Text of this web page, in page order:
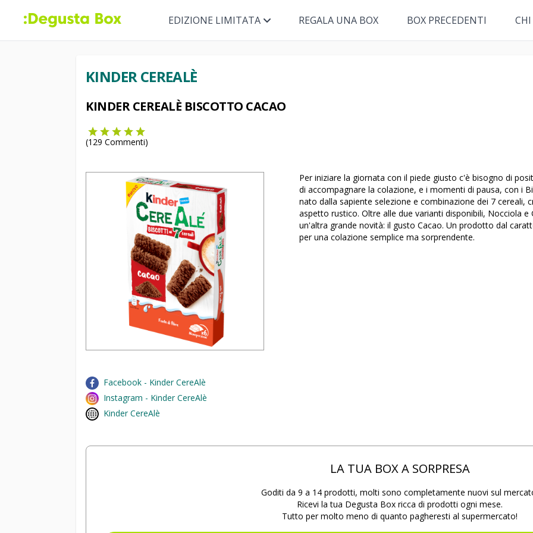
EDIZIONE LIMITATA REGALA UNA BOX BOX PRECEDENTI
KINDER CEREALÈ
KINDER CEREALÈ BISCOTTO CACAO
(129 Commenti)
Per iniziare la giornata con il piede giusto c'è bisogno di
di accompagnare la colazione, e i momenti di pausa, con i
nato dalla sapiente selezione e combinazione dei 7 cereali,
aspetto rustico. Oltre alle due varianti disponibili, Nocciola
un'altra grande novità: il gusto Cacao. Un prodotto dal
per una colazione semplice ma sorprendente.
Facebook - Kinder CereAlè
Instagram - Kinder CereAlè
Kinder CereAlè
LA TUA BOX A SORPRESA
Goditi da 9 a 14 prodotti, molti sono completamente nuovi sul
Ricevi la tua Degusta Box ricca di prodotti ogni mese.
Tutto per molto meno di quanto pagheresti al supermercato!